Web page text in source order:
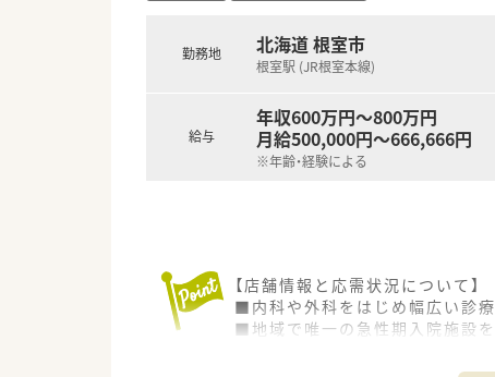
■地域唯一の総合病院として住
■薬剤師だけでなく医師や看護
■定時が16時50分と早いため、
勤務地 北海道 根室市
根室駅 (JR根室本線)
給与
年収600万円～800万円
月給500,000円～666,666円
※年齢・経験による
【店舗情報と応需状況について】
■内科や外科をはじめ幅広い診療
■地域で唯一の急性期入院施設